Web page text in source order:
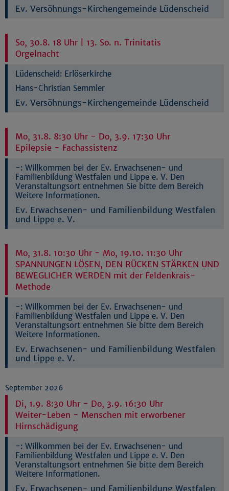
Ev. Versöhnungs-Kirchengemeinde Lüdenscheid
So, 30.8. 18 Uhr | 13. So. n. Trinitatis
Orgelnacht
Lüdenscheid: Erlöserkirche
Hans-Christian Semmler
Ev. Versöhnungs-Kirchengemeinde Lüdenscheid
Mo, 31.8. 8:30 Uhr - Do, 3.9. 17:30 Uhr
Epilepsie - Fachassistenz
-: Willkommen bei der Ev. Erwachsenen- und
Familienbildung Westfalen und Lippe e. V. Den
Veranstaltungsort entnehmen Sie bitte dem Bereich
Weitere Informationen.
Ev. Erwachsenen- und Familienbildung Westfalen
und Lippe e. V.
Mo, 31.8. 10:30 Uhr - Mo, 19.10. 11:30 Uhr
SPANNUNGEN LÖSEN, DEN RÜCKEN STÄRKEN UND
BEWEGLICHER WERDEN mit der Feldenkrais-
Methode
-: Willkommen bei der Ev. Erwachsenen- und
Familienbildung Westfalen und Lippe e. V. Den
Veranstaltungsort entnehmen Sie bitte dem Bereich
Weitere Informationen.
Ev. Erwachsenen- und Familienbildung Westfalen
und Lippe e. V.
September 2026
Di, 1.9. 8:30 Uhr - Do, 3.9. 16:30 Uhr
Weiter-Leben - Menschen mit erworbener
Hirnschädigung
-: Willkommen bei der Ev. Erwachsenen- und
Familienbildung Westfalen und Lippe e. V. Den
Veranstaltungsort entnehmen Sie bitte dem Bereich
Weitere Informationen.
Ev. Erwachsenen- und Familienbildung Westfalen